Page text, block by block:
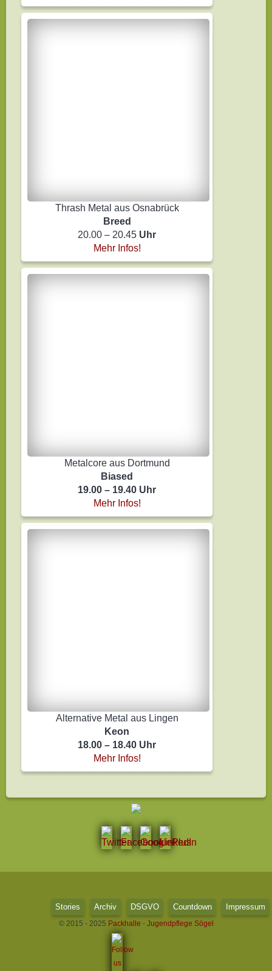
Thrash Metal aus Osnabrück
Breed
20.00 – 20.45 Uhr
Mehr Infos!
Metalcore aus Dortmund
Biased
19.00 – 19.40 Uhr
Mehr Infos!
Alternative Metal aus Lingen
Keon
18.00 – 18.40 Uhr
Mehr Infos!
Impressum
Countdown
DSGVO
Archiv
Stories
© 2015 - 2025 Packhalle - Jugendpflege Sögel